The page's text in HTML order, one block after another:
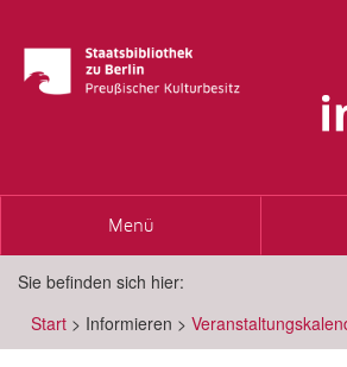
Toggle
Menü
Sie befinden sich hier:
Start > Informieren >